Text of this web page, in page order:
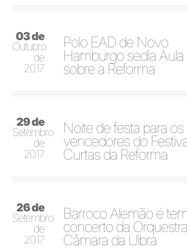
03 de
Outubro
de
2017
Polo EAD de Novo
Hamburgo sedia
sobre a Reforma
29 de
Setembro
de
2017
Noite de festa para os
vencedores do
Curtas da Reforma
26 de
Setembro
de
2017
Barroco Alemão é
concerto da
Câmara da Ulbra